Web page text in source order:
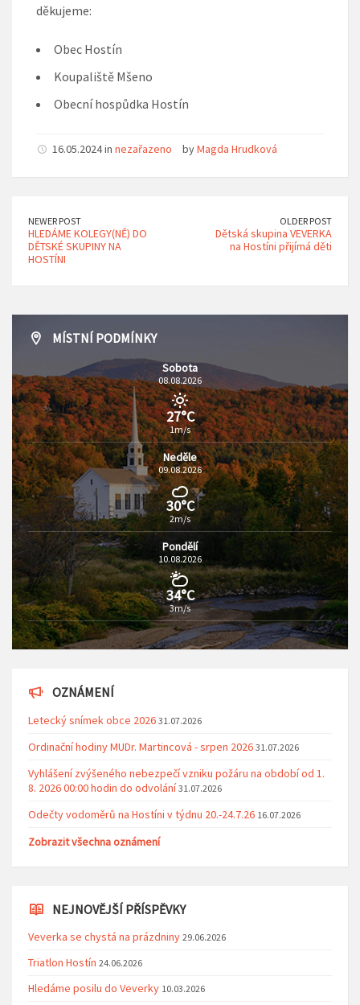
děkujeme:
Obec Hostín
Koupaliště Mšeno
Obecní hospůdka Hostín
16.05.2024 in nezařazeno byMagda Hrudková
NEWER POST
HLEDÁME KOLEGY(NĚ) DO
DĚTSKÉ SKUPINY NA
HOSTÍNI
OLDER POST
Dětská skupina VEVERKA
na Hostíni přijímá děti
MÍSTNÍ PODMÍNKY
Sobota
08.08.2026
27°C
1m/s
Neděle
09.08.2026
30°C
2m/s
Pondělí
10.08.2026
34°C
3m/s
OZNÁMENÍ
Letecký snímek obce 2026 31.07.2026
Ordinační hodiny MUDr. Martincová - srpen 2026 31.07.2026
Vyhlášení zvýšeného nebezpečí vzniku požáru na období od 1.
8. 2026 00:00 hodin do odvolání 31.07.2026
Odečty vodoměrů na Hostíni v týdnu 20.-24.7.26 16.07.2026
Zobrazit všechna oznámení
NEJNOVĚJŠÍ PŘÍSPĚVKY
Veverka se chystá na prázdniny 29.06.2026
Triatlon Hostín 24.06.2026
Hledáme posilu do Veverky 10.03.2026